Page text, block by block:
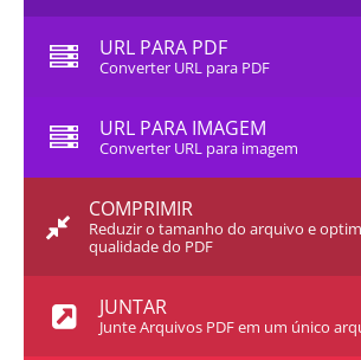
URL PARA PDF
Converter URL para PDF
URL PARA IMAGEM
Converter URL para imagem
COMPRIMIR
Reduzir o tamanho do arquivo e
qualidade do PDF
JUNTAR
Junte Arquivos PDF em um único